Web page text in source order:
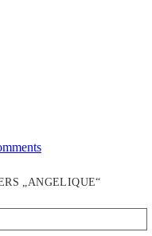
„ANGELIQUE“